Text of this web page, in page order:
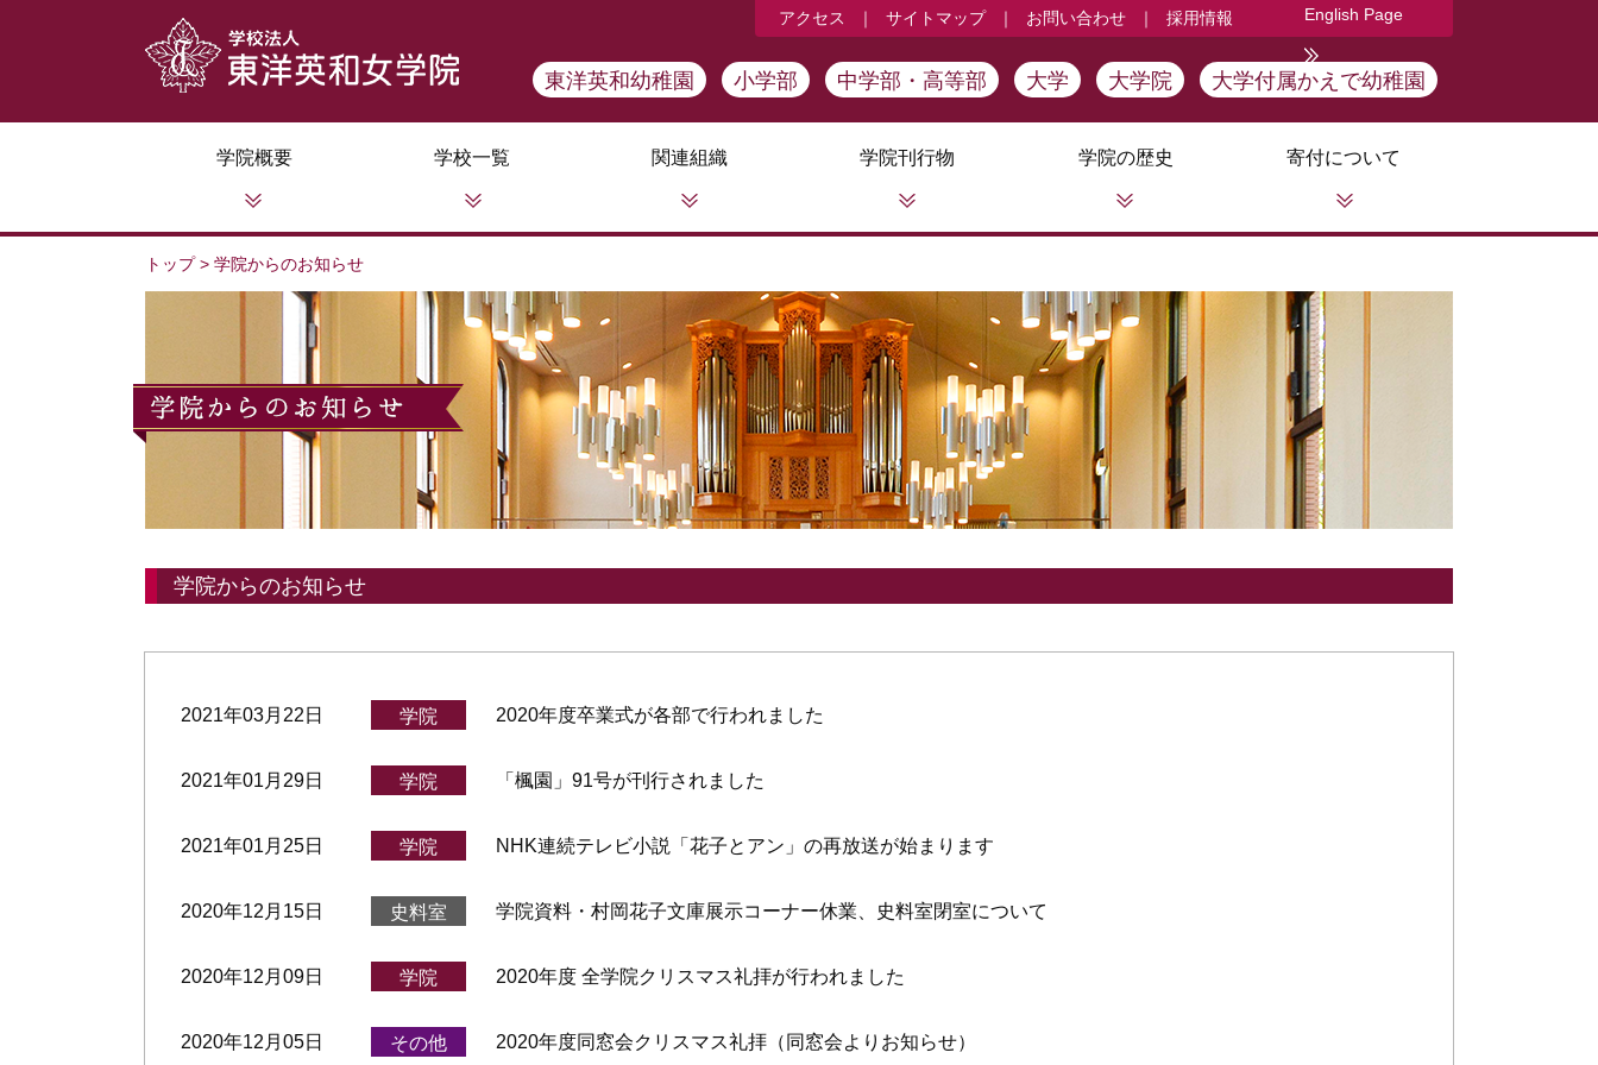
アクセス ｜ サイトマップ ｜ お問い合わせ ｜ 採用情報 English Page
東洋英和幼稚園 小学部 中学部・高等部 大学 大学院 大学付属かえで幼稚園
学院概要 学校一覧 関連組織 学院刊行物 学院の歴史 寄付について
トップ > 学院からのお知らせ
学院からのお知らせ
2021年03月22日 学院 2020年度卒業式が各部で行われました
2021年01月29日 学院 「楓園」91号が刊行されました
2021年01月25日 学院 NHK連続テレビ小説「花子とアン」の再放送が始まります
2020年12月15日 史料室 学院資料・村岡花子文庫展示コーナー休業、史料室閉室について
2020年12月09日 学院 2020年度 全学院クリスマス礼拝が行われました
2020年12月05日 その他 2020年度同窓会クリスマス礼拝（同窓会よりお知らせ）